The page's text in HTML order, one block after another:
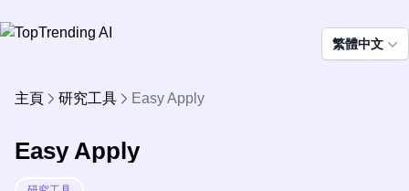
繁體中文
主頁 研究工具 Easy Apply
Easy Apply